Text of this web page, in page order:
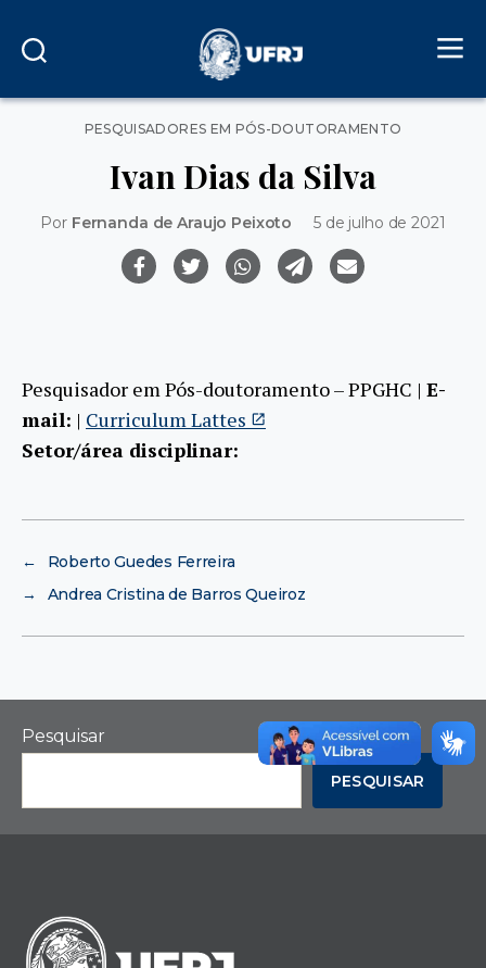
Categorias
PESQUISADORES EM PÓS-DOUTORAMENTO
Ivan Dias da Silva
Por Fernanda de Araujo Peixoto 5 de julho de 2021
Pesquisador em Pós-doutoramento – PPGHC | E-
mail: | Curriculum Lattes
Setor/área disciplinar:
←
Roberto Guedes Ferreira
→
Andrea Cristina de Barros Queiroz
Pesquisar
PESQUISAR